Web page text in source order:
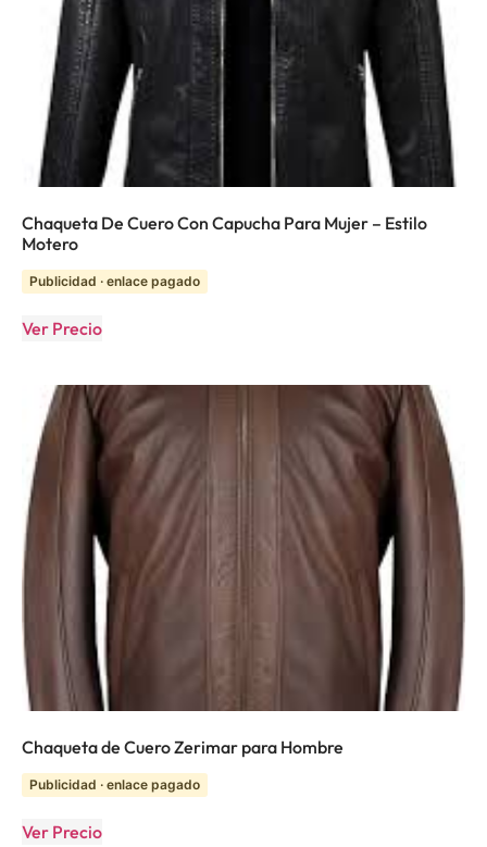
Chaqueta De Cuero Con Capucha Para Mujer – Estilo
Motero
Publicidad · enlace pagado
Ver Precio
Chaqueta de Cuero Zerimar para Hombre
Publicidad · enlace pagado
Ver Precio